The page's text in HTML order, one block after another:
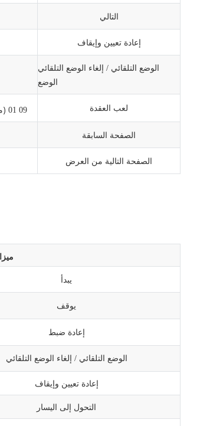
التالي
إعادة تعيين وإيقاف
الوضع التلقائي / إلغاء الوضع التلقائي
الوضع
لعب العقدة 09 01
الصفحة السابقة
الصفحة التالية من العرض
يبدأ
يوقف
إعادة ضبط
الوضع التلقائي/ إلغاء الوضع التلقائي
إعادة تعيين وإيقاف
التحول إلى اليسار